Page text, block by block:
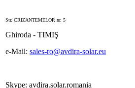
Str. CRIZANTEMELOR nr. 5
Ghiroda - TIMIŞ
e-Mail: sales-ro@avdira-solar.eu
Skype: avdira.solar.romania